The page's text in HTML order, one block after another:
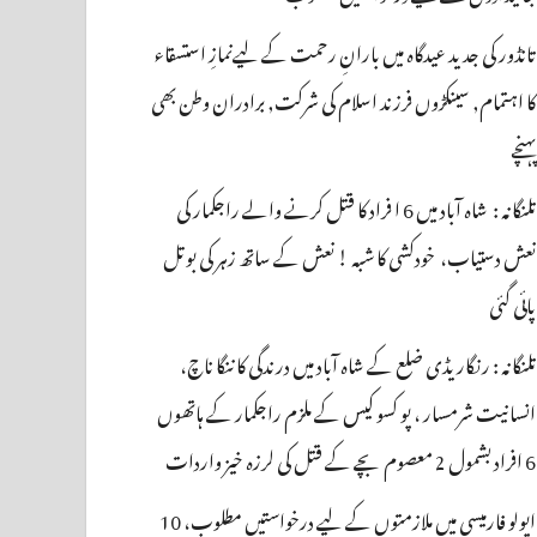
تانڈور کی جدید عیدگاہ میں بارانِ رحمت کے لیےنمازِ استسقاء
کا اہتمام, سینکڑوں فرزند اسلام کی شرکت, برادران وطن بھی
پہنچے
تلنگانہ : شاہ آباد میں 6 ا فراد کا قتل کرنے والے راجکمار کی
نعش دستیاب، خودکشی کا شبہ ! نعش کے ساتھ زہر کی بوتل
پائی گئی
تلنگانہ : رنگاریڈی ضلع کے شاہ آباد میں درندگی کا ننگا ناچ،
انسانیت شرمسار ، پو کسو کیس کے ملزم راجکمار کے ہاتھوں
6 افراد بشمول 2 معصوم بچے کے قتل کی لرزہ خیز واردات
اپولو فارمیسی میں ملازمتوں کے لیے درخواستیں مطلوب، 10